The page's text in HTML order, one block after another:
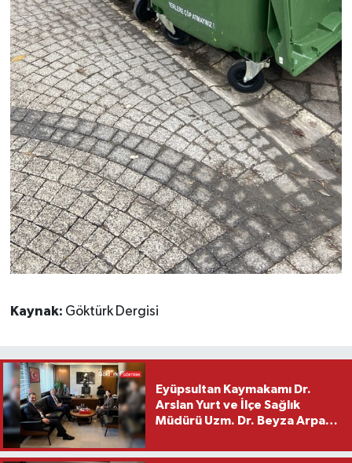
Kaynak: Göktürk Dergisi
Eyüpsultan Kaymakamı Dr.
Arslan Yurt ve İlçe Sağlık
Müdürü Uzm. Dr. Beyza Arpacı
Ziyareti